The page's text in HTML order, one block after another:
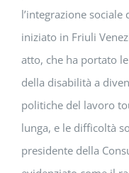
l’integrazione
iniziato in Friuli
atto, che ha portato
della disabilità a
politiche del lavoro
lunga, e le difficoltà
presidente della